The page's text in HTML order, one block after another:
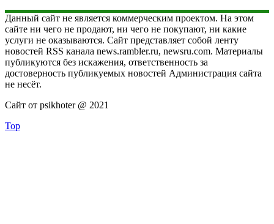
Данный сайт не является коммерческим проектом. На этом
сайте ни чего не продают, ни чего не покупают, ни какие
услуги не оказываются. Сайт представляет собой ленту
новостей RSS канала news.rambler.ru, newsru.com. Материалы
публикуются без искажения, ответственность за
достоверность публикуемых новостей Администрация сайта
не несёт.
Сайт от psikhoter @ 2021
Top